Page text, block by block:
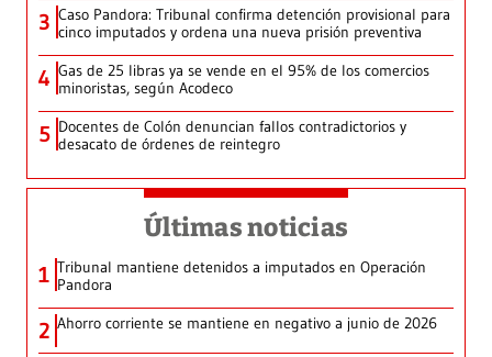
3 Caso Pandora: Tribunal confirma detención provisional para
cinco imputados y ordena una nueva prisión preventiva
4 Gas de 25 libras ya se vende en el 95% de los comercios
minoristas, según Acodeco
5 Docentes de Colón denuncian fallos contradictorios y
desacato de órdenes de reintegro
Últimas noticias
1 Tribunal mantiene detenidos a imputados en Operación
Pandora
2 Ahorro corriente se mantiene en negativo a junio de 2026